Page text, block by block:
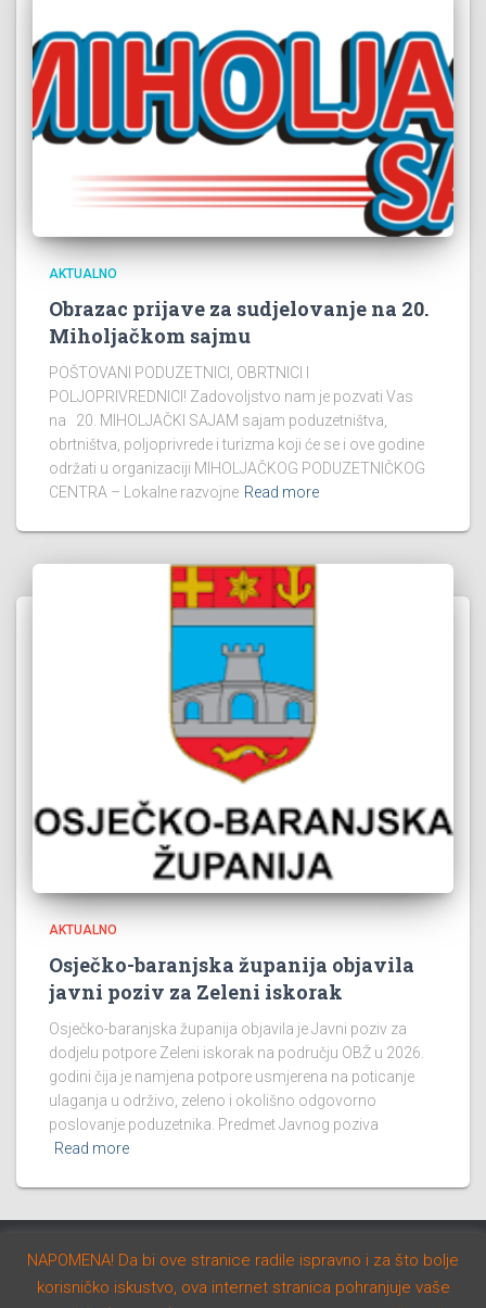
AKTUALNO
Obrazac prijave za sudjelovanje na 20.
Miholjačkom sajmu
POŠTOVANI PODUZETNICI, OBRTNICI I
POLJOPRIVREDNICI! Zadovoljstvo nam je pozvati Vas
na 20. MIHOLJAČKI SAJAM sajam poduzetništva,
obrtništva, poljoprivrede i turizma koji će se i ove godine
održati u organizaciji MIHOLJAČKOG PODUZETNIČKOG
CENTRA – Lokalne razvojne Read more
AKTUALNO
Osječko-baranjska županija objavila
javni poziv za Zeleni iskorak
Osječko-baranjska županija objavila je Javni poziv za
dodjelu potpore Zeleni iskorak na području OBŽ u 2026.
godini čija je namjena potpore usmjerena na poticanje
ulaganja u održivo, zeleno i okolišno odgovorno
poslovanje poduzetnika. Predmet Javnog poziva
Read more
AKTUALNO NATJEČAJI STUDIJE I PROGRAMI
NAPOMENA! Da bi ove stranice radile ispravno i za što bolje
korisničko iskustvo, ova internet stranica pohranjuje vaše